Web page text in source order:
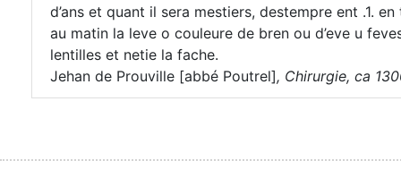
d’ans et quant il sera mestiers, destempre ent .1.
au matin la leve o couleure de bren ou d’eve u
lentilles et netie la fache.
Jehan de Prouville [abbé Poutrel], Chirurgie, ca